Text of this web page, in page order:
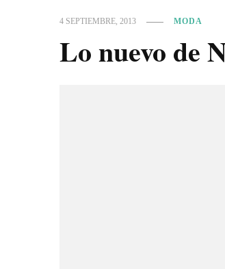
4 SEPTIEMBRE, 2013 MODA
Lo nuevo de